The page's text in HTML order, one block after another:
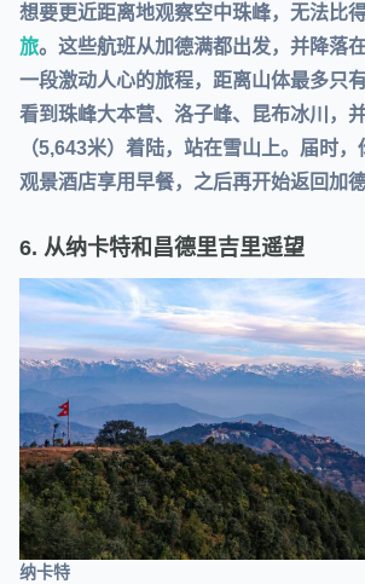
想要更近距离地观察空中珠峰，无法比
旅。这些航班从加德满都出发，并降落
一段激动人心的旅程，距离山体最多只
看到珠峰大本营、洛子峰、昆布冰川，
（5,643米）着陆，站在雪山上。届时
观景酒店享用早餐，之后再开始返回加
6. 从纳卡特和昌德里吉里遥望
纳卡特